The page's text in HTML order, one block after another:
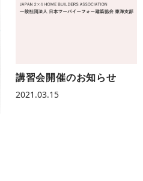
講習会開催のお知らせ
2021.03.15